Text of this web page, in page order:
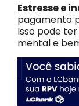
Estresse e
pagamento
Isso pode
mental e